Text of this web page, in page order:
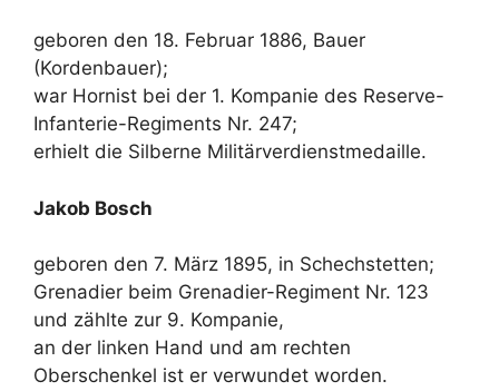
geboren den 18. Februar 1886, Bauer
(Kordenbauer);
war Hornist bei der 1. Kompanie des Reserve-
Infanterie-Regiments Nr. 247;
erhielt die Silberne Militärverdienstmedaille.
Jakob Bosch
geboren den 7. März 1895, in Schechstetten;
Grenadier beim Grenadier-Regiment Nr. 123
und zählte zur 9. Kompanie,
an der linken Hand und am rechten
Oberschenkel ist er verwundet worden.